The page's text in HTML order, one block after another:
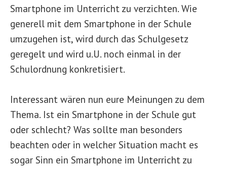
Smartphone im Unterricht zu verzichten. Wie
generell mit dem Smartphone in der Schule
umzugehen ist, wird durch das Schulgesetz
geregelt und wird u.U. noch einmal in der
Schulordnung konkretisiert.
Interessant wären nun eure Meinungen zu dem
Thema. Ist ein Smartphone in der Schule gut
oder schlecht? Was sollte man besonders
beachten oder in welcher Situation macht es
sogar Sinn ein Smartphone im Unterricht zu